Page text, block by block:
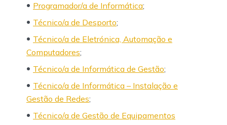
Programador/a de Informática;
Técnico/a de Desporto;
Técnico/a de Eletrónica, Automação e
Computadores;
Técnico/a de Informática de Gestão;
Técnico/a de Informática – Instalação e
Gestão de Redes;
Técnico/a de Gestão de Equipamentos